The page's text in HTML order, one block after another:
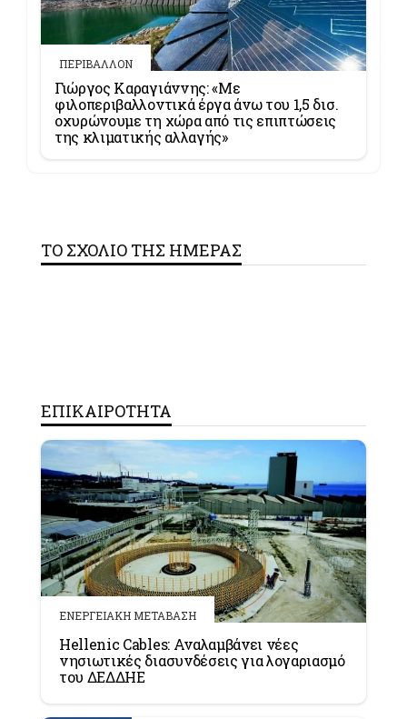
ΠΕΡΙΒΑΛΛΟΝ
Γιώργος Καραγιάννης: «Με
φιλοπεριβαλλοντικά έργα άνω του 1,5 δισ.
οχυρώνουμε τη χώρα από τις επιπτώσεις
της κλιματικής αλλαγής»
ΤΟ ΣΧΟΛΙΟ ΤΗΣ ΗΜΕΡΑΣ
ΕΠΙΚΑΙΡΟΤΗΤΑ
ΕΝΕΡΓΕΙΑΚΗ ΜΕΤΑΒΑΣΗ
Hellenic Cables: Αναλαμβάνει νέες
νησιωτικές διασυνδέσεις για λογαριασμό
του ΔΕΔΔΗΕ